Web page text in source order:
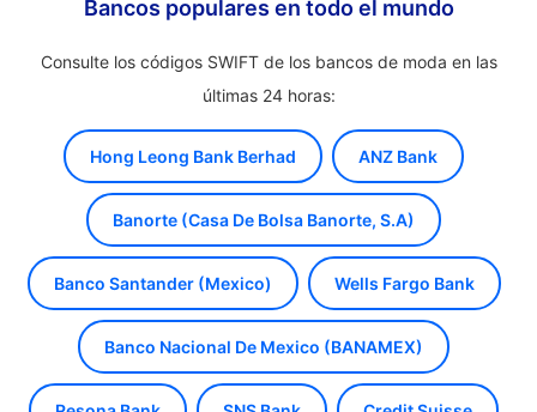
Bancos populares en todo el mundo
Consulte los códigos SWIFT de los bancos de moda en las
últimas 24 horas:
Hong Leong Bank Berhad ANZ Bank
Banorte (Casa De Bolsa Banorte, S.A)
Banco Santander (Mexico) Wells Fargo Bank
Banco Nacional De Mexico (BANAMEX)